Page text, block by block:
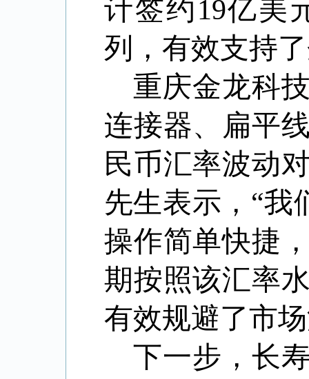
计签约19亿美
列，有效支持
重庆金龙科
连接器、扁平
民币汇率波动
先生表示，“我
操作简单快捷
期按照该汇率
有效规避了市
下一步，长